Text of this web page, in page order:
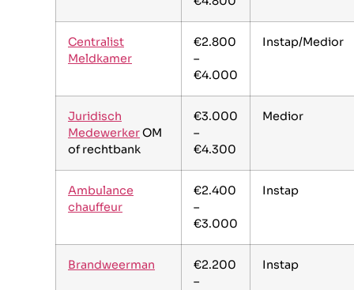
Centralist
Meldkamer
€2.800
–
€4.000
Instap/Medior
Juridisch
MedewerkerOM
of rechtbank
€3.000
–
€4.300
Medior
Ambulance
chauffeur
€2.400
–
€3.000
Instap
Brandweerman
€2.200
–
Instap